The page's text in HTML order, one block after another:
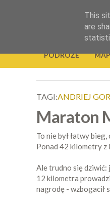
Okiem
PODRÓŻE
TAGI:ANDRIEJ
Maraton
To nie był łatwy
Ponad 42 kilometry z
Ale trudno się dziwić:
12 kilometra
nagrodę - wzbogacił
This
are